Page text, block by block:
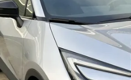
€ 31.250
v.a. € 662/mnd
Marktconform
2025 · 23.201 km · Hybride ·